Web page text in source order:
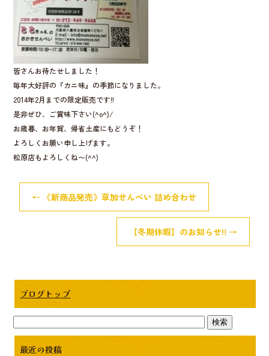
皆さんお待たせしました！
毎年大好評の『カニ味』の季節になりました。
2014年2月までの限定販売です‼︎
是非ぜひ、ご賞味下さい(^o^)/
お歳暮、お年賀、帰省土産にもどうぞ！
よろしくお願い申し上げます。
松原店もよろしくね〜(^^)
← 《新商品発売》草加せんべい 詰め合わせ
【冬期休暇】のお知らせ!! →
ブログトップ
最近の投稿